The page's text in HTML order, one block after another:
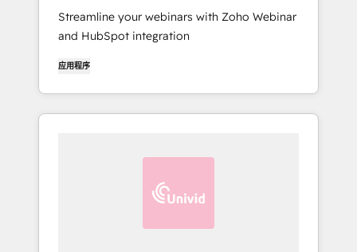
Streamline your webinars with Zoho Webinar
and HubSpot integration
应用程序